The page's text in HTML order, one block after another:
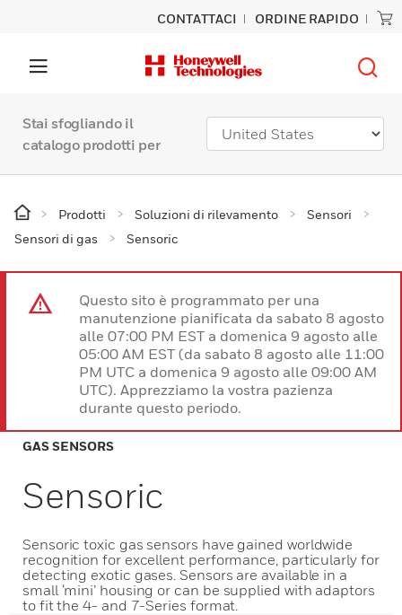
CONTATTACI ORDINE RAPIDO
Stai sfogliando il
catalogo prodotti per
Prodotti Soluzioni di rilevamento
Sensori
Sensori di gas
Sensoric
Questo sito è programmato per una
manutenzione pianificata da sabato 8 agosto
alle 07:00 PM EST a domenica 9 agosto alle
05:00 AM EST (da sabato 8 agosto alle 11:00
PM UTC a domenica 9 agosto alle 09:00 AM
UTC). Apprezziamo la vostra pazienza
durante questo periodo.
GAS SENSORS
Sensoric
Sensoric toxic gas sensors have gained worldwide
recognition for excellent performance, particularly for
detecting exotic gases. Sensors are available in a
small ‘mini’ housing or can be supplied with adaptors
to fit the 4- and 7-Series format.